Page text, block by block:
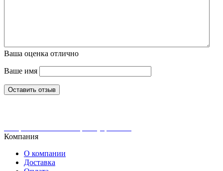
Ваша оценка отлично
Ваше имя
Оставить отзыв
Компания
О компании
Доставка